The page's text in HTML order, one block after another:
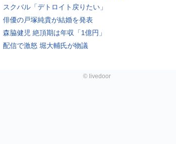
スクバル「デトロイト戻りたい」
俳優の戸塚純貴が結婚を発表
森脇健児 絶頂期は年収「1億円」
配信で激怒 堀大輔氏が物議
© livedoor